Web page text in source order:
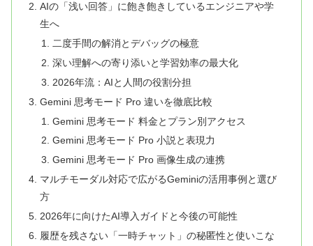
AIの「浅い回答」に飽き飽きしているエンジニアや学
生へ
二度手間の解消とデバッグの極意
深い理解への寄り添いと学習効率の最大化
2026年流：AIと人間の役割分担
Gemini 思考モード Pro 違いを徹底比較
Gemini 思考モード 料金とプラン別アクセス
Gemini 思考モード Pro 小説と表現力
Gemini 思考モード Pro 画像生成の連携
マルチモーダル対応で広がるGeminiの活用事例と選び
方
2026年に向けたAI導入ガイドと今後の可能性
履歴を残さない「一時チャット」の秘匿性と使いこな